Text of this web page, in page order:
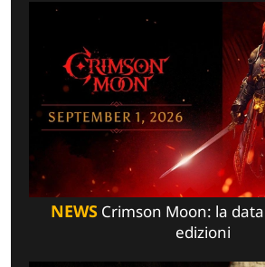
NEWSCrimson Moon: la
edizioni